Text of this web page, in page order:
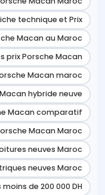
technique et Prix
Macan au Maroc
prix Porsche Macan
Macan maroc
hybride neuve
Macan comparatif
Macan Maroc
neuves Maroc
neuves Maroc
de 200 000 DH